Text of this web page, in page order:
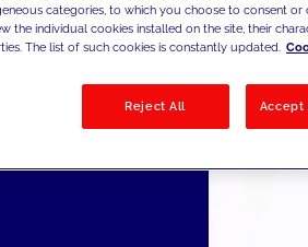
categories, to which you choose to consent
the individual cookies installed on the site, their
The list of such cookies is constantly updated.
Reject All Accept